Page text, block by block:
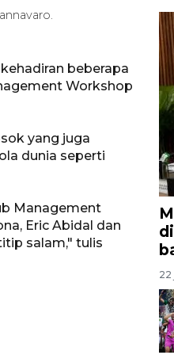
beberapa
Workshop
yang juga
dunia seperti
Management
Eric Abidal dan
salam," tulis
22